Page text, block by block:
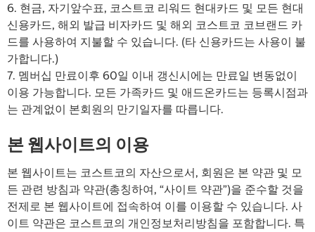
6. 현금, 자기앞수표, 코스트코 리워드 현대카드 및 모든 현대
신용카드, 해외 발급 비자카드 및 해외 코스트코 코브랜드 카
드를 사용하여 지불할 수 있습니다. (타 신용카드는 사용이 불
가합니다.)
7. 멤버십 만료이후 60일 이내 갱신시에는 만료일 변동없이
이용 가능합니다. 모든 가족카드 및 애드온카드는 등록시점과
는 관계없이 본회원의 만기일자를 따릅니다.
본 웹사이트의 이용
본 웹사이트는 코스트코의 자산으로서, 회원은 본 약관 및 모
든 관련 방침과 약관(총칭하여, “사이트 약관”)을 준수할 것을
전제로 본 웹사이트에 접속하여 이를 이용할 수 있습니다. 사
이트 약관은 코스트코의 개인정보처리방침을 포함합니다. 특